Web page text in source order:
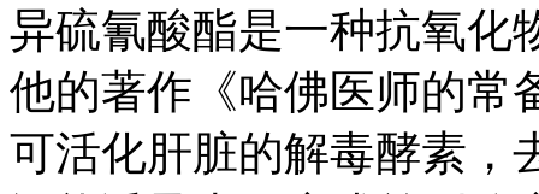
异硫氰酸酯是一种抗氧化
他的著作《哈佛医师的常
可活化肝脏的解毒酵素，